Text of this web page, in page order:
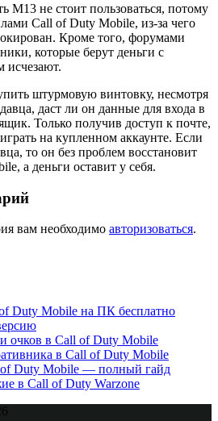
М13 не стоит пользоваться, потому
Call of Duty Mobile, из-за чего
Кроме того, форумами
которые берут деньги с
исчезают.
штурмовую винтовку, несмотря
даст ли он данные для входа в
Только получив доступ к почте,
на купленном аккаунте. Если
то он без проблем восстановит
а деньги оставит у себя.
вам необходимо авторизоваться.
Duty Mobile на ПК бесплатно
очков в Call of Duty Mobile
в Call of Duty Mobile
Duty Mobile — полный гайд
в Call of Duty Warzone